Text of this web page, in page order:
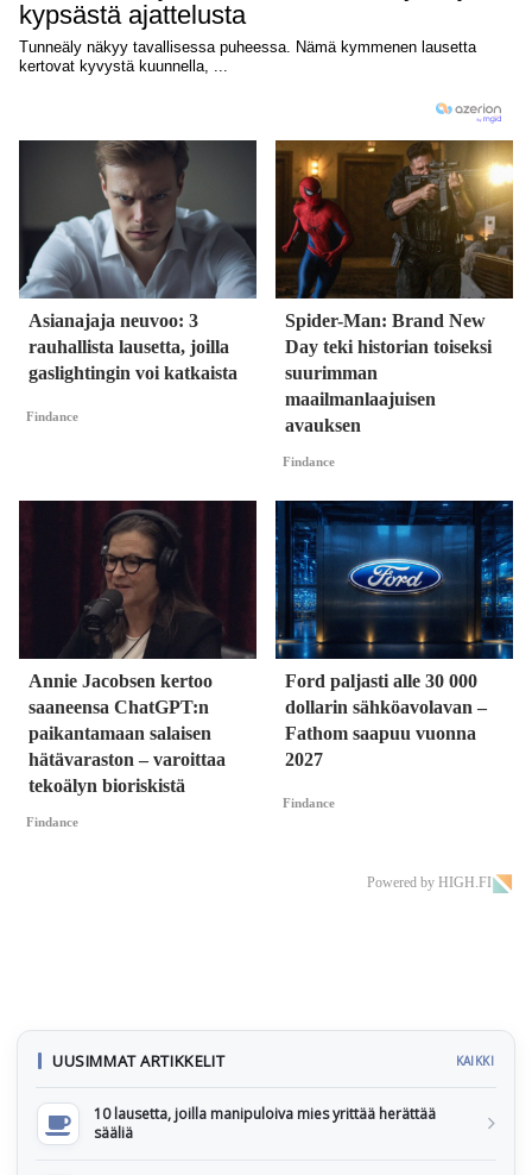
Asianajaja neuvoo: 3
rauhallista lausetta, joilla
gaslightingin voi katkaista
Findance
Spider-Man: Brand New
Day teki historian toiseksi
suurimman
maailmanlaajuisen
avauksen
Findance
Annie Jacobsen kertoo
saaneensa ChatGPT:n
paikantamaan salaisen
hätävaraston – varoittaa
tekoälyn bioriskistä
Findance
Ford paljasti alle 30 000
dollarin sähköavolavan –
Fathom saapuu vuonna
2027
Findance
Powered by HIGH.FI
UUSIMMAT ARTIKKELIT KAIKKI
10 lausetta, joilla manipuloiva mies yrittää herättää
sääliä